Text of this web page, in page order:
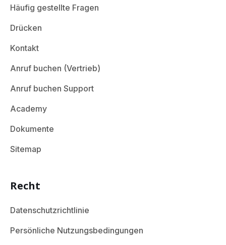
Häufig gestellte Fragen
Drücken
Kontakt
Anruf buchen (Vertrieb)
Anruf buchen Support
Academy
Dokumente
Sitemap
Recht
Datenschutzrichtlinie
Persönliche Nutzungsbedingungen